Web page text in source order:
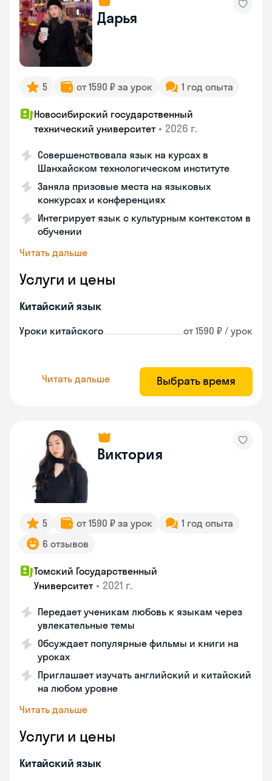
Дарья
5 от 1590 ₽ за урок 1 год опыта
Новосибирский государственный
технический университет • 2026 г.
Совершенствовала язык на курсах в
Шанхайском технологическом институте
Заняла призовые места на языковых
конкурсах и конференциях
Интегрирует язык с культурным контекстом в
обучении
Читать дальше
Услуги и цены
Китайский язык
Уроки китайского от 1590 ₽ / урок
Читать дальше Выбрать время
Виктория
5 от 1590 ₽ за урок
1 год опыта
6 отзывов
Томский Государственный
Университет • 2021 г.
Передает ученикам любовь к языкам через
увлекательные темы
Обсуждает популярные фильмы и книги на
уроках
Приглашает изучать английский и китайский
на любом уровне
Читать дальше
Услуги и цены
Китайский язык